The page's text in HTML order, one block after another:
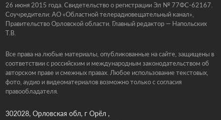
26 июня 2015 года. Свидетельство о регистрации Эл № 77ФС-62167.
Соучредители: АО «Областной телерадиовещательный канал»,
Правительство Орловской области. Главный редактор — Напольских
Т.В.
Все права на любые материалы, опубликованные на сайте, защищены в
соответствии с российским и международным законодательством об
авторском праве и смежных правах. Любое использование текстовых,
фото, аудио и видеоматериалов возможно только с согласия
правообладателя.
302028, Орловская обл, г Орёл ,